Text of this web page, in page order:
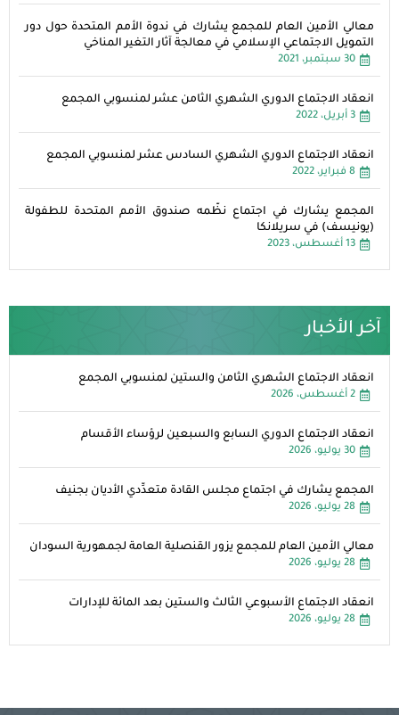
معالي الأمين العام للمجمع يشارك في ندوة الأمم المتحدة حول دور
التمويل الاجتماعي الإسلامي في معالجة آثار التغير المناخي
30 سبتمبر، 2021
انعقاد الاجتماع الدوري الشهري الثامن عشر لمنسوبي المجمع
3 أبريل، 2022
انعقاد الاجتماع الدوري الشهري السادس عشر لمنسوبي المجمع
8 فبراير، 2022
المجمع يشارك في اجتماع نظّمه صندوق الأمم المتحدة للطفولة
(يونيسف) في سريلانكا
13 أغسطس، 2023
آخر الأخبار
انعقاد الاجتماع الشهري الثامن والستين لمنسوبي المجمع
2 أغسطس، 2026
انعقاد الاجتماع الدوري السابع والسبعين لرؤساء الأقسام
30 يوليو، 2026
المجمع يشارك في اجتماع مجلس القادة متعدِّدي الأديان بجنيف
28 يوليو، 2026
معالي الأمين العام للمجمع يزور القنصلية العامة لجمهورية السودان
28 يوليو، 2026
انعقاد الاجتماع الأسبوعي الثالث والستين بعد المائة للإدارات
28 يوليو، 2026